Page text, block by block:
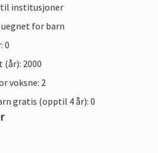
til institusjoner
for barn
0
(år): 2000
voksne: 2
gratis (opptil 4 år): 0